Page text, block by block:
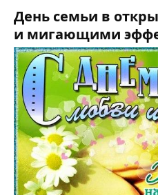
День семьи в
и мигающими